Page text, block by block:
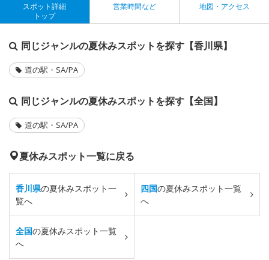
スポット詳細
トップ
営業時間など 地図・アクセス
同じジャンルの夏休みスポットを探す【香川県】
道の駅・SA/PA
同じジャンルの夏休みスポットを探す【全国】
道の駅・SA/PA
夏休みスポット一覧に戻る
香川県の夏休みスポット一
覧へ
四国の夏休みスポット一覧
へ
全国の夏休みスポット一覧
へ